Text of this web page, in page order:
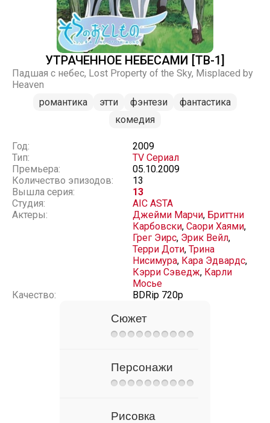
УТРАЧЕННОЕ НЕБЕСАМИ [ТВ-1]
Падшая с небес, Lost Property of the Sky, Misplaced by
Heaven
романтика
этти фэнтези
фантастика
комедия
Год:
2009
Тип:
TV Сериал
Премьера:
05.10.2009
Количество эпизодов:
13
Вышла серия:
13
Студия:
AIC ASTA
Актеры:
Джейми Марчи, Бриттни
Карбовски, Саори Хаями,
Грег Эирс, Эрик Вейл,
Терри Доти, Трина
Нисимура, Кара Эдвардс,
Кэрри Сэведж, Карли
Мосье
Качество:
BDRip 720p
Сюжет
Персонажи
Рисовка